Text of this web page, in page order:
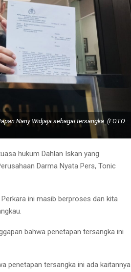
Nany Widjaja sebagai tersangka. (FOTO :
hukum Dahlan Iskan yang
Darma Nyata Pers, Tonic
ini masib berproses dan kita
bahwa penetapan tersangka ini
penetapan tersangka ini ada kaitannya